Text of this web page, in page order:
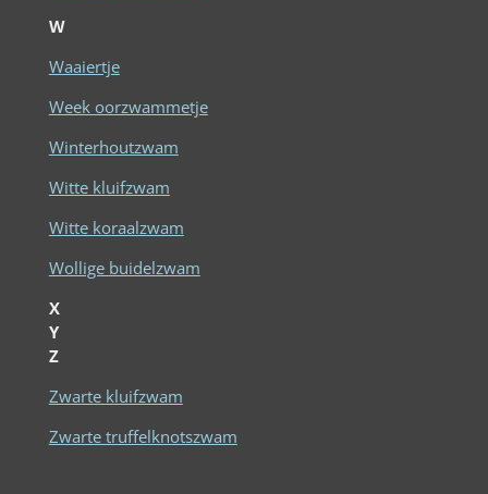
W
Waaiertje
Week oorzwammetje
Winterhoutzwam
Witte kluifzwam
Witte koraalzwam
Wollige buidelzwam
X
Y
Z
Zwarte kluifzwam
Zwarte truffelknotszwam